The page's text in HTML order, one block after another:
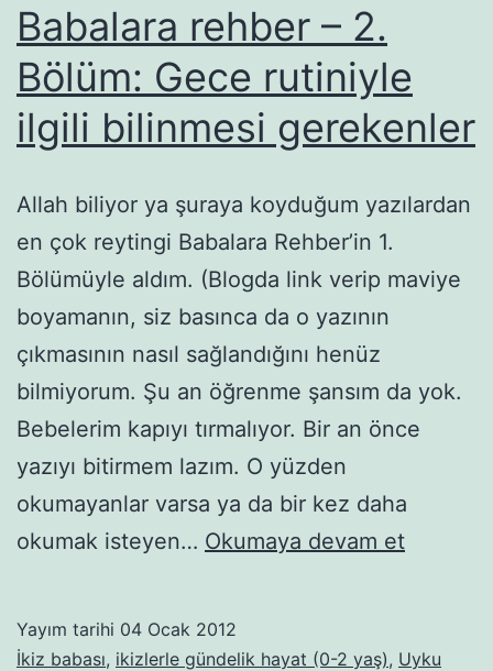
Babalara rehber – 2.
Bölüm: Gece rutiniyle
ilgili bilinmesi gerekenler
Allah biliyor ya şuraya koyduğum yazılardan
en çok reytingi Babalara Rehber’in 1.
Bölümüyle aldım. (Blogda link verip maviye
boyamanın, siz basınca da o yazının
çıkmasının nasıl sağlandığını henüz
bilmiyorum. Şu an öğrenme şansım da yok.
Bebelerim kapıyı tırmalıyor. Bir an önce
yazıyı bitirmem lazım. O yüzden
okumayanlar varsa ya da bir kez daha
okumak isteyen… Okumaya devam etBabalara
2.
Yayım tarihi 04 Ocak 2012
İkiz babası, ikizlerle gündelik hayat (0-2 yaş), Uyku